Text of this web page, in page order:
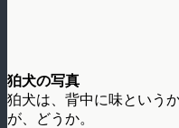
狛犬の写真
狛犬は、背中に味という
が、どうか。